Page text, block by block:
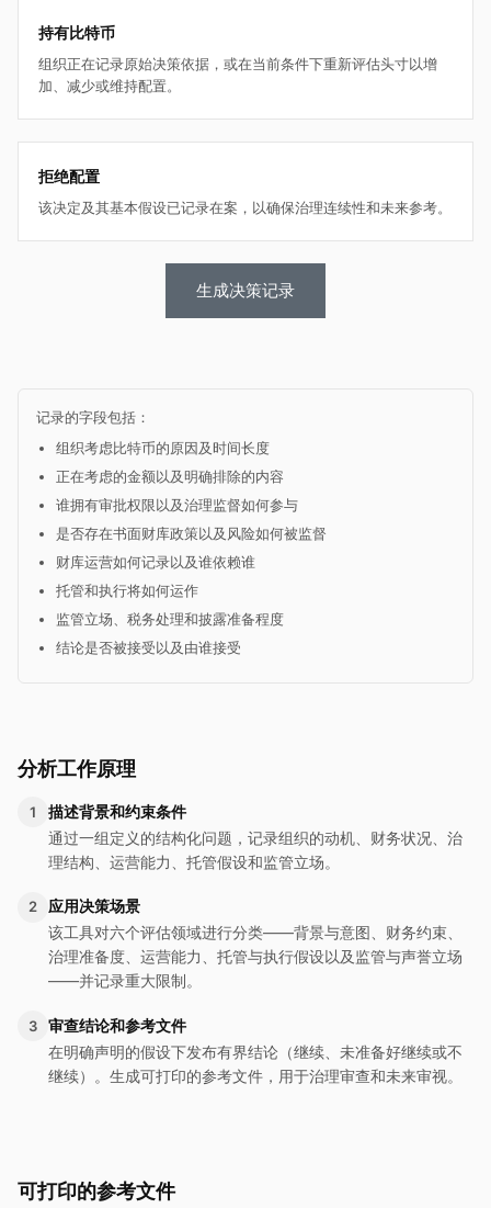
持有比特币
组织正在记录原始决策依据，或在当前条件下重新评估头寸以增
加、减少或维持配置。
拒绝配置
该决定及其基本假设已记录在案，以确保治理连续性和未来参考。
生成决策记录
记录的字段包括：
组织考虑比特币的原因及时间长度
正在考虑的金额以及明确排除的内容
谁拥有审批权限以及治理监督如何参与
是否存在书面财库政策以及风险如何被监督
财库运营如何记录以及谁依赖谁
托管和执行将如何运作
监管立场、税务处理和披露准备程度
结论是否被接受以及由谁接受
分析工作原理
1
描述背景和约束条件
通过一组定义的结构化问题，记录组织的动机、财务状况、治
理结构、运营能力、托管假设和监管立场。
2
应用决策场景
该工具对六个评估领域进行分类——背景与意图、财务约束、
治理准备度、运营能力、托管与执行假设以及监管与声誉立场
——并记录重大限制。
3
审查结论和参考文件
在明确声明的假设下发布有界结论（继续、未准备好继续或不
继续）。生成可打印的参考文件，用于治理审查和未来审视。
可打印的参考文件